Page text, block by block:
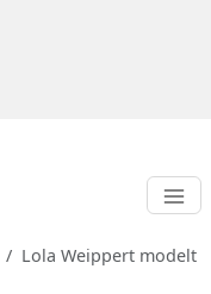
Lola Weippert modelt